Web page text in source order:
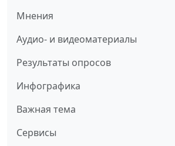
Мнения
Аудио- и видеоматериалы
Результаты опросов
Инфографика
Важная тема
Сервисы